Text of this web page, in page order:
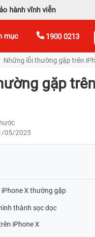
hành vĩnh viễn
mục 1900 0213
Những lỗi thường gặp trên
gặp
05/2025
X thường gặp
thành sọc dọc
iPhone X